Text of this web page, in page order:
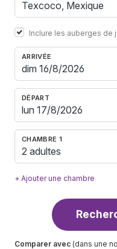
Inclure les auberges de
ARRIVÉE
DÉPART
CHAMBRE 1
2 adultes
+ Ajouter une chambre
Comparer avec (dans une